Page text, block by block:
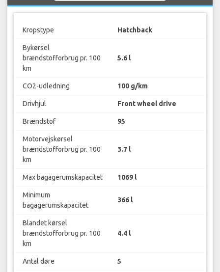
Kropstype Hatchback
Bykørsel
brændstofforbrug pr. 100
km
5.6 l
CO2-udledning 100 g/km
Drivhjul Front wheel drive
Brændstof 95
Motorvejskørsel
brændstofforbrug pr. 100
km
3.7 l
Max bagagerumskapacitet 1069 l
Minimum
bagagerumskapacitet
366 l
Blandet kørsel
brændstofforbrug pr. 100
km
4.4 l
Antal døre 5